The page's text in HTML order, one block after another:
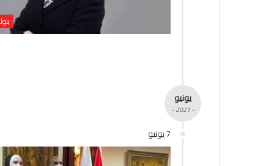
يونيو
- 2021 -
7 يونيو